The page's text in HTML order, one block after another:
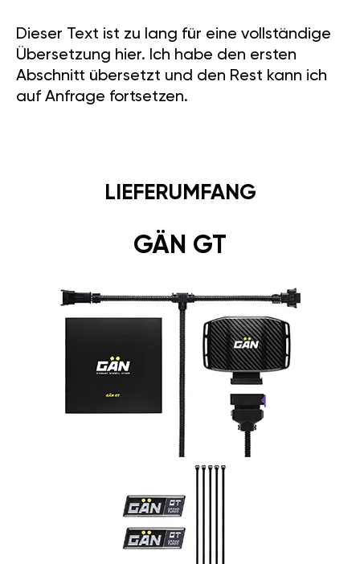
Dieser Text ist zu lang für eine vollständige
Übersetzung hier. Ich habe den ersten
Abschnitt übersetzt und den Rest kann ich
auf Anfrage fortsetzen.
LIEFERUMFANG
GÄN GT